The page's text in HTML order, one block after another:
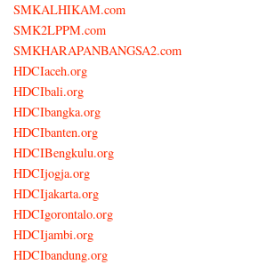
SMKALHIKAM.com
SMK2LPPM.com
SMKHARAPANBANGSA2.com
HDCIaceh.org
HDCIbali.org
HDCIbangka.org
HDCIbanten.org
HDCIBengkulu.org
HDCIjogja.org
HDCIjakarta.org
HDCIgorontalo.org
HDCIjambi.org
HDCIbandung.org